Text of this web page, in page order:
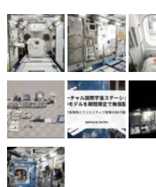
運営：株式会社マレ